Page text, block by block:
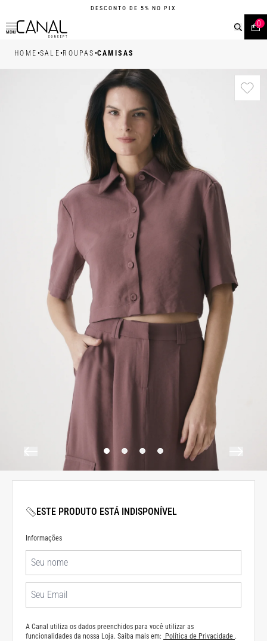
DESCONTO DE 5% NO PIX
MENU
0
HOME •SALE•ROUPAS •CAMISAS
ESTE PRODUTO ESTÁ INDISPONÍVEL
Informações
A Canal utiliza os dados preenchidos para você utilizar as
funcionalidades da nossa Loja. Saiba mais em:
Política de Privacidade .